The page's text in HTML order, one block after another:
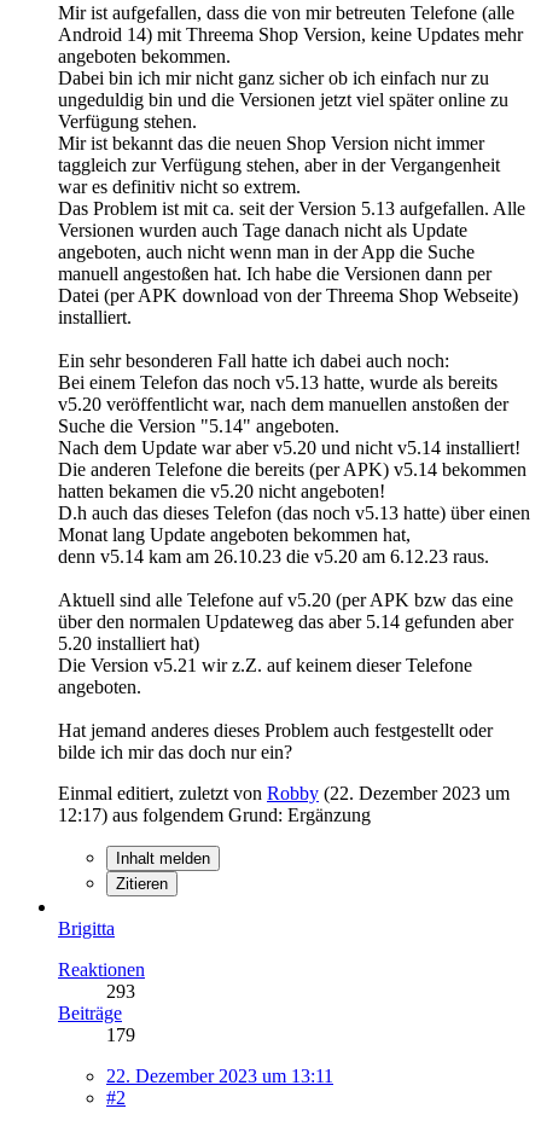
Mir ist aufgefallen, dass die von mir betreuten Telefone (alle
Android 14) mit Threema Shop Version, keine Updates mehr
angeboten bekommen.
Dabei bin ich mir nicht ganz sicher ob ich einfach nur zu
ungeduldig bin und die Versionen jetzt viel später online zu
Verfügung stehen.
Mir ist bekannt das die neuen Shop Version nicht immer
taggleich zur Verfügung stehen, aber in der Vergangenheit
war es definitiv nicht so extrem.
Das Problem ist mit ca. seit der Version 5.13 aufgefallen. Alle
Versionen wurden auch Tage danach nicht als Update
angeboten, auch nicht wenn man in der App die Suche
manuell angestoßen hat. Ich habe die Versionen dann per
Datei (per APK download von der Threema Shop Webseite)
installiert.
Ein sehr besonderen Fall hatte ich dabei auch noch:
Bei einem Telefon das noch v5.13 hatte, wurde als bereits
v5.20 veröffentlicht war, nach dem manuellen anstoßen der
Suche die Version "5.14" angeboten.
Nach dem Update war aber v5.20 und nicht v5.14 installiert!
Die anderen Telefone die bereits (per APK) v5.14 bekommen
hatten bekamen die v5.20 nicht angeboten!
D.h auch das dieses Telefon (das noch v5.13 hatte) über einen
Monat lang Update angeboten bekommen hat,
denn v5.14 kam am 26.10.23 die v5.20 am 6.12.23 raus.
Aktuell sind alle Telefone auf v5.20 (per APK bzw das eine
über den normalen Updateweg das aber 5.14 gefunden aber
5.20 installiert hat)
Die Version v5.21 wir z.Z. auf keinem dieser Telefone
angeboten.
Hat jemand anderes dieses Problem auch festgestellt oder
bilde ich mir das doch nur ein?
Einmal editiert, zuletzt von Robby (22. Dezember 2023 um
12:17) aus folgendem Grund: Ergänzung
Inhalt melden
Zitieren
Brigitta
Reaktionen
293
Beiträge
179
22. Dezember 2023 um 13:11
#2